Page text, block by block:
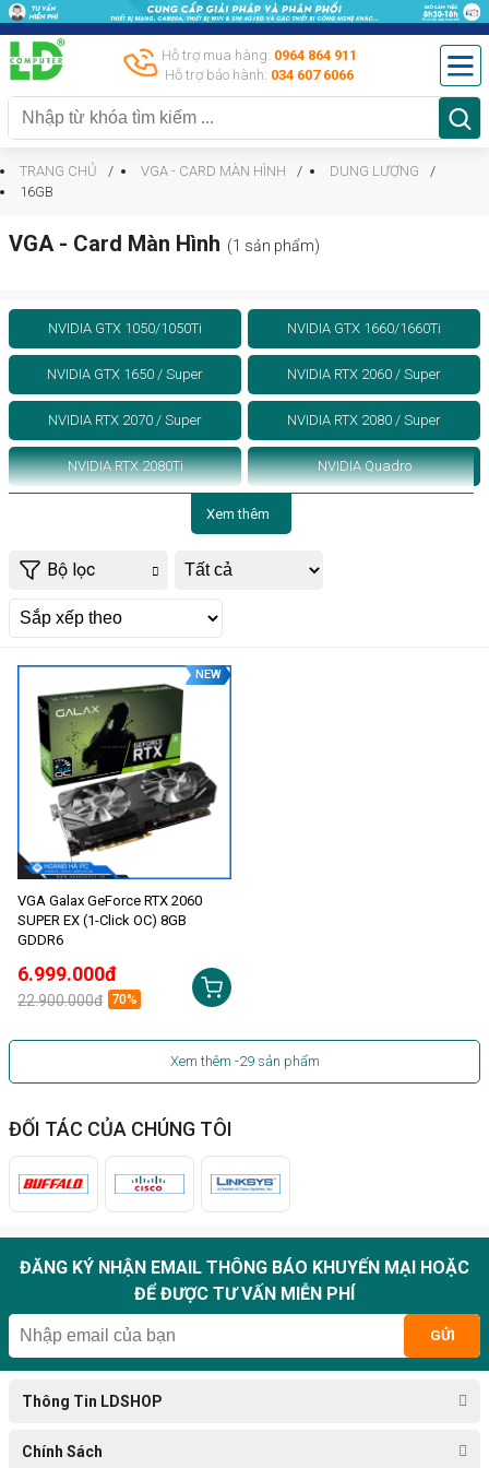
Hỗ trợ mua hàng: 0964 864 911
Hỗ trợ bảo hành: 034 607 6066
TRANG CHỦ VGA - CARD MÀN HÌNH
DUNG LƯỢNG
16GB
VGA - Card Màn Hình (1 sản phẩm)
NVIDIA GTX 1050/1050Ti NVIDIA GTX 1660/1660Ti
NVIDIA GTX 1650 / Super NVIDIA RTX 2060 / Super
NVIDIA RTX 2070 / Super NVIDIA RTX 2080 / Super
NVIDIA RTX 2080Ti NVIDIA Quadro
Xem thêm
Bộ lọc
NEW
VGA Galax GeForce RTX 2060
SUPER EX (1-Click OC) 8GB
GDDR6
6.999.000đ
22.900.000đ 70%
Xem thêm -29sản phẩm
ĐỐI TÁC CỦA CHÚNG TÔI
ĐĂNG KÝ NHẬN EMAIL THÔNG BÁO KHUYẾN MẠI HOẶC
ĐỂ ĐƯỢC TƯ VẤN MIỄN PHÍ
GỬI
Thông Tin LDSHOP
Chính Sách